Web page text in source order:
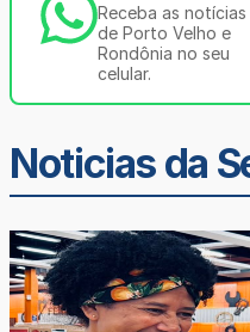
Receba as notícias
de Porto Velho e
Rondônia no seu
celular.
Noticias da